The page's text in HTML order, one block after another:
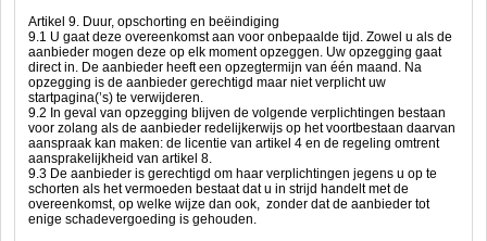
Artikel 9. Duur, opschorting en beëindiging
9.1 U gaat deze overeenkomst aan voor onbepaalde tijd. Zowel u als de
aanbieder mogen deze op elk moment opzeggen. Uw opzegging gaat
direct in. De aanbieder heeft een opzegtermijn van één maand. Na
opzegging is de aanbieder gerechtigd maar niet verplicht uw
startpagina(’s) te verwijderen.
9.2 In geval van opzegging blijven de volgende verplichtingen bestaan
voor zolang als de aanbieder redelijkerwijs op het voortbestaan daarvan
aanspraak kan maken: de licentie van artikel 4 en de regeling omtrent
aansprakelijkheid van artikel 8.
9.3 De aanbieder is gerechtigd om haar verplichtingen jegens u op te
schorten als het vermoeden bestaat dat u in strijd handelt met de
overeenkomst, op welke wijze dan ook, zonder dat de aanbieder tot
enige schadevergoeding is gehouden.